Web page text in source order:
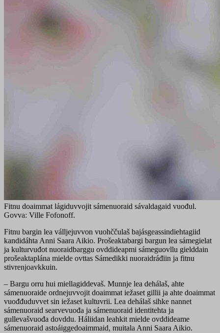
Fitnu doaimmat lágiduvvojit sámenuoraid sávaldagaid vuođul.
Govva: Ville Fofonoff.
Fitnu bargin lea válljejuvvon vuohččulaš bajásgeassindiehtagiid
kandidáhta Anni Saara Aikio. Prošeaktabargi bargun lea sámegielat
ja kulturvuđot nuoraidbarggu ovddideapmi sámeguovllu gielddain
prošeaktaplána mielde ovttas Sámedikki nuoraidráđiin ja fitnu
stivrenjoavkkuin.
– Bargu orru hui miellagiddevaš. Munnje lea dehálaš, ahte
sámenuoraide ordnejuvvojit doaimmat iežaset gillii ja ahte doaimmat
vuođđuduvvet sin iežaset kultuvrii. Lea dehálaš sihke nannet
sámenuoraid searvevuođa ja sámenuoraid identitehta ja
gullevašvuođa dovddu. Háliidan leahkit mielde ovddideame
sámenuoraid astoáiggedoaimmaid, muitala Anni Saara Aikio.